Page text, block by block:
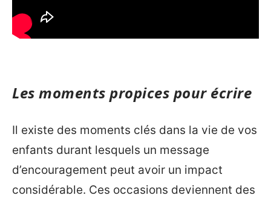
Les moments propices pour écrire
Il existe des moments clés dans la vie de vos
enfants durant lesquels un message
d’encouragement peut avoir un impact
considérable. Ces occasions deviennent des